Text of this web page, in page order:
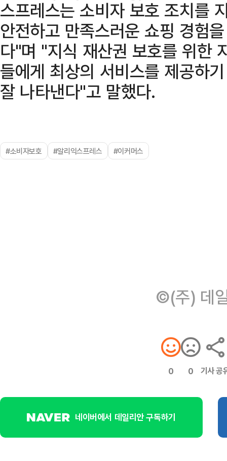
스프레스는 소비자 보호 조치를
안전하고 만족스러운 쇼핑 경험
다"며 "지식 재산권 보호를 위한
들에게 최상의 서비스를 제공하
잘 나타낸다"고 말했다.
#소비자보호 #알리익스프레스 #이커머스
©(주) 데
0 0 기사 공
네이버에서 데일리안 구독하기